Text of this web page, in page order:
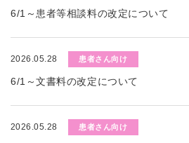
6/1～患者等相談料の改定について
2026.05.28 患者さん向け
6/1～文書料の改定について
2026.05.28 患者さん向け